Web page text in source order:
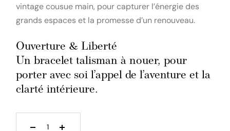
vintage cousue main, pour capturer l’énergie des
grands espaces et la promesse d’un renouveau.
Ouverture & Liberté
Un bracelet talisman à nouer, pour
porter avec soi l’appel de l’aventure et la
clarté intérieure.